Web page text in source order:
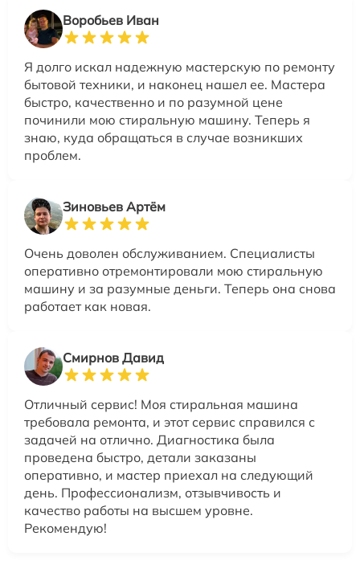
Воробьев Иван
Я долго искал надежную мастерскую по ремонту
бытовой техники, и наконец нашел ее. Мастера
быстро, качественно и по разумной цене
починили мою стиральную машину. Теперь я
знаю, куда обращаться в случае возникших
проблем.
Зиновьев Артём
Очень доволен обслуживанием. Специалисты
оперативно отремонтировали мою стиральную
машину и за разумные деньги. Теперь она снова
работает как новая.
Смирнов Давид
Отличный сервис! Моя стиральная машина
требовала ремонта, и этот сервис справился с
задачей на отлично. Диагностика была
проведена быстро, детали заказаны
оперативно, и мастер приехал на следующий
день. Профессионализм, отзывчивость и
качество работы на высшем уровне.
Рекомендую!